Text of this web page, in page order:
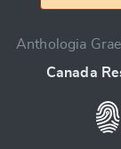
Anthologia
Canada